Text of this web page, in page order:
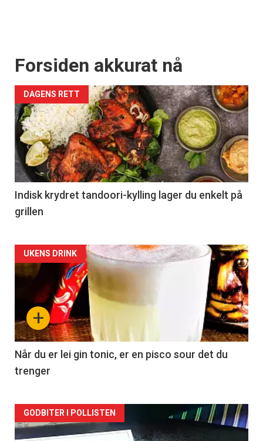
Forsiden akkurat nå
DAGENS RETT
Indisk krydret tandoori-kylling lager du enkelt på
grillen
Forsiden
akkurat
nå
-
2
+
UKENS DRINK
Når du er lei gin tonic, er en pisco sour det du
trenger
Forsiden
GODBITER I POLLISTEN